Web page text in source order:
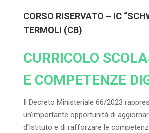
CORSO RISERVATO – IC
TERMOLI (CB)
CURRICOLO
E COMPETENZE
Il Decreto Ministeriale 66/2023
un’importante opportunità di
d’Istituto e di rafforzare le